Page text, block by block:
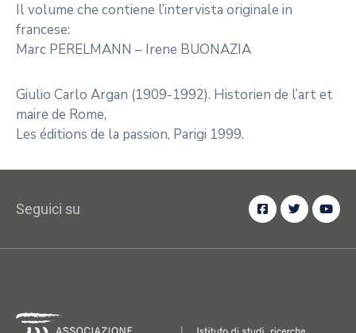
Il volume che contiene l’intervista originale in
francese:
Marc PERELMANN – Irene BUONAZIA
Giulio Carlo Argan (1909-1992). Historien de l’art et
maire de Rome,
Les éditions de la passion, Parigi 1999.
Seguici su